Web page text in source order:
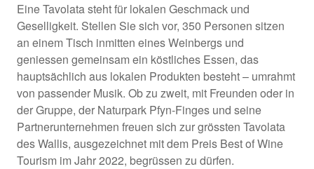
Eine Tavolata steht für lokalen Geschmack und
Geselligkeit. Stellen Sie sich vor, 350 Personen sitzen
an einem Tisch inmitten eines Weinbergs und
geniessen gemeinsam ein köstliches Essen, das
hauptsächlich aus lokalen Produkten besteht – umrahmt
von passender Musik. Ob zu zweit, mit Freunden oder in
der Gruppe, der Naturpark Pfyn-Finges und seine
Partnerunternehmen freuen sich zur grössten Tavolata
des Wallis, ausgezeichnet mit dem Preis Best of Wine
Tourism im Jahr 2022, begrüssen zu dürfen.